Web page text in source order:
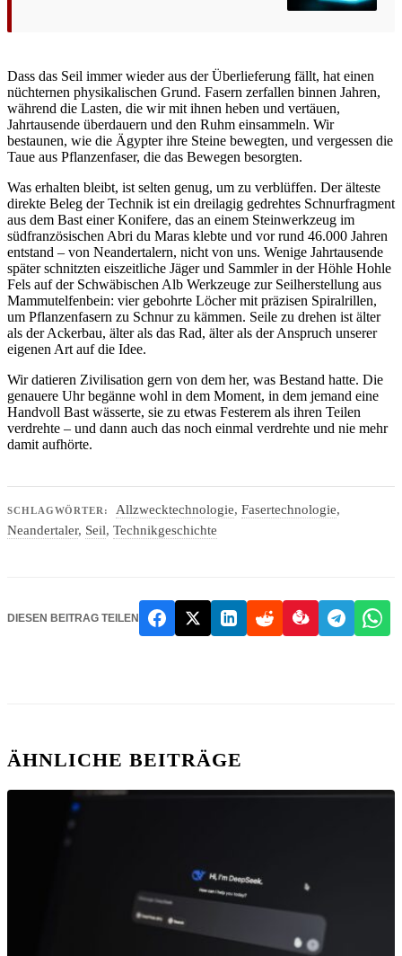
Dass das Seil immer wieder aus der Überlieferung fällt, hat einen
nüchternen physikalischen Grund. Fasern zerfallen binnen Jahren,
während die Lasten, die wir mit ihnen heben und vertäuen,
Jahrtausende überdauern und den Ruhm einsammeln. Wir
bestaunen, wie die Ägypter ihre Steine bewegten, und vergessen die
Taue aus Pflanzenfaser, die das Bewegen besorgten.
Was erhalten bleibt, ist selten genug, um zu verblüffen. Der älteste
direkte Beleg der Technik ist ein dreilagig gedrehtes Schnurfragment
aus dem Bast einer Konifere, das an einem Steinwerkzeug im
südfranzösischen Abri du Maras klebte und vor rund 46.000 Jahren
entstand – von Neandertalern, nicht von uns. Wenige Jahrtausende
später schnitzten eiszeitliche Jäger und Sammler in der Höhle Hohle
Fels auf der Schwäbischen Alb Werkzeuge zur Seilherstellung aus
Mammutelfenbein: vier gebohrte Löcher mit präzisen Spiralrillen,
um Pflanzenfasern zu Schnur zu kämmen. Seile zu drehen ist älter
als der Ackerbau, älter als das Rad, älter als der Anspruch unserer
eigenen Art auf die Idee.
Wir datieren Zivilisation gern von dem her, was Bestand hatte. Die
genauere Uhr begänne wohl in dem Moment, in dem jemand eine
Handvoll Bast wässerte, sie zu etwas Festerem als ihren Teilen
verdrehte – und dann auch das noch einmal verdrehte und nie mehr
damit aufhörte.
SCHLAGWÖRTER: Allzwecktechnologie, Fasertechnologie,
Neandertaler, Seil, Technikgeschichte
DIESEN BEITRAG TEILEN
ÄHNLICHE BEITRÄGE